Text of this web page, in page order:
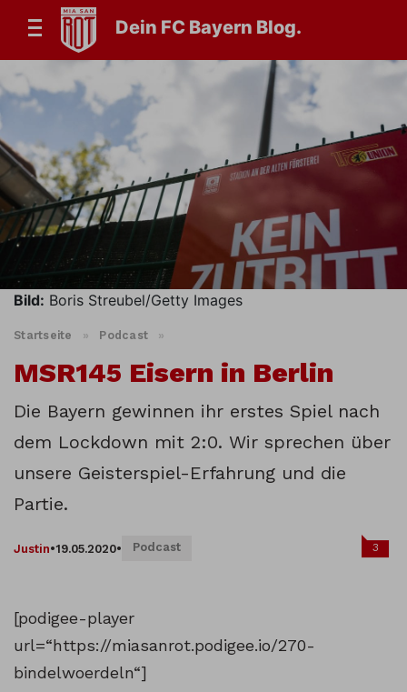
Dein FC Bayern Blog.
Bild: Boris Streubel/Getty Images
Startseite » Podcast »
MSR145 Eisern in Berlin
Die Bayern gewinnen ihr erstes Spiel nach
dem Lockdown mit 2:0. Wir sprechen über
unsere Geisterspiel-Erfahrung und die
Partie.
Justin•19.05.2020• Podcast 3
[podigee-player
url=“https://miasanrot.podigee.io/270-
bindelwoerdeln“]